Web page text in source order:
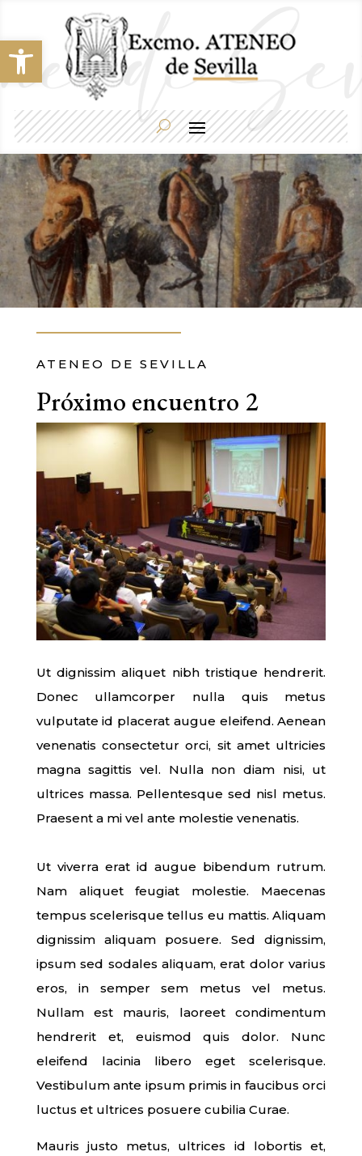
Abrir barra de herramientas
ATENEO DE SEVILLA
Próximo encuentro 2
Ut dignissim aliquet nibh tristique hendrerit.
Donec ullamcorper nulla quis metus
vulputate id placerat augue eleifend. Aenean
venenatis consectetur orci, sit amet ultricies
magna sagittis vel. Nulla non diam nisi, ut
ultrices massa. Pellentesque sed nisl metus.
Praesent a mi vel ante molestie venenatis.
Ut viverra erat id augue bibendum rutrum.
Nam aliquet feugiat molestie. Maecenas
tempus scelerisque tellus eu mattis. Aliquam
dignissim aliquam posuere. Sed dignissim,
ipsum sed sodales aliquam, erat dolor varius
eros, in semper sem metus vel metus.
Nullam est mauris, laoreet condimentum
hendrerit et, euismod quis dolor. Nunc
eleifend lacinia libero eget scelerisque.
Vestibulum ante ipsum primis in faucibus orci
luctus et ultrices posuere cubilia Curae.
Mauris justo metus, ultrices id lobortis et,